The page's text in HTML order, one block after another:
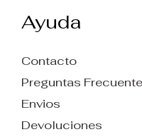
Ayuda
Contacto
Preguntas
Envios
Devoluciones